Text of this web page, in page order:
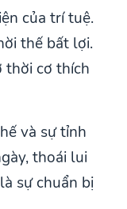
của trí tuệ.
thế bất lợi.
thời cơ thích
và sự tỉnh
thoái lui
sự chuẩn bị